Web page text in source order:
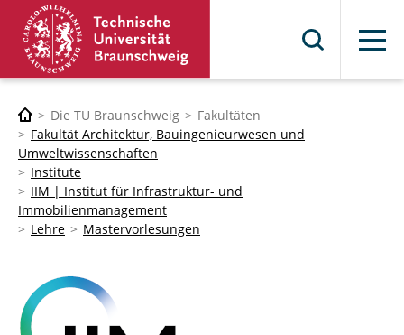
Menü
Die TU Braunschweig
Fakultäten
Fakultät Architektur, Bauingenieurwesen und
Umweltwissenschaften
Institute
IIM | Institut für Infrastruktur- und
Immobilienmanagement
Lehre
Mastervorlesungen